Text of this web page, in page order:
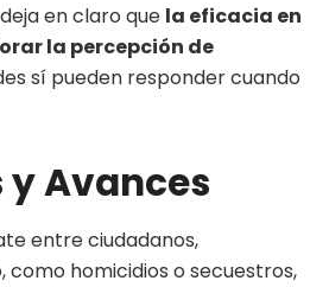
en claro que la eficacia en
la percepción de
sí pueden responder cuando
y Avances
entre ciudadanos,
homicidios o secuestros,